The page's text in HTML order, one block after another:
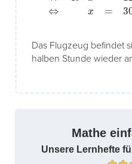
Das Flugzeug befindet
halben Stunde wieder
Mathe
Unsere Lernhefte